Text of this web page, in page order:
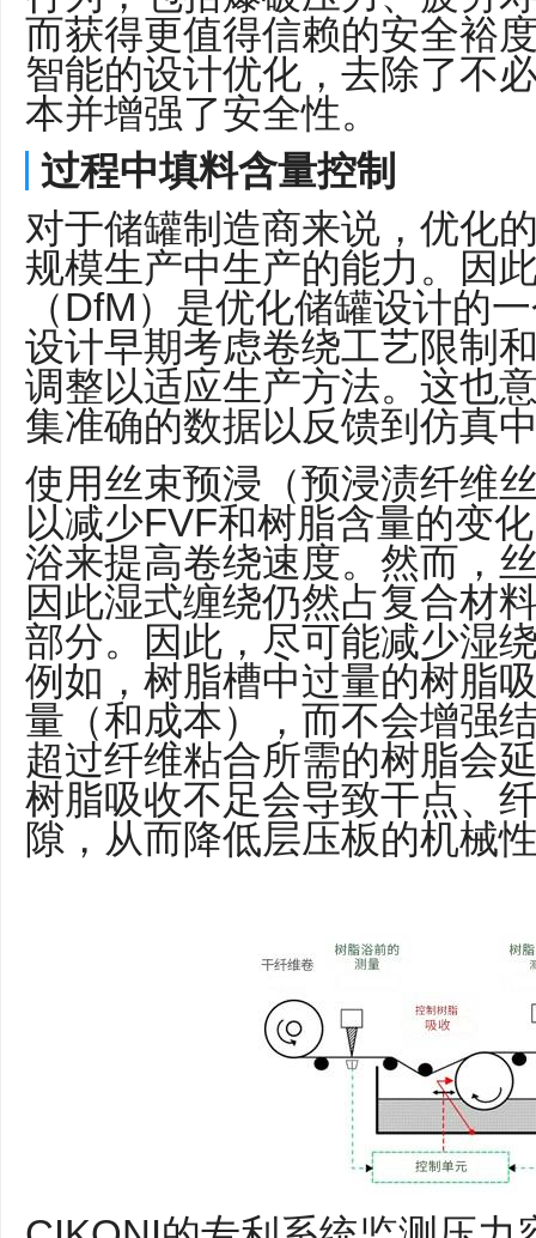
而获得更值得信赖的安全裕
智能的设计优化，去除了不
本并增强了安全性。
过程中填料含量控制
对于储罐制造商来说，优化
规模生产中生产的能力。因
（DfM）是优化储罐设计的
设计早期考虑卷绕工艺限制
调整以适应生产方法。这也
集准确的数据以反馈到仿真
使用丝束预浸（预浸渍纤维
以减少FVF和树脂含量的变
浴来提高卷绕速度。然而，
因此湿式缠绕仍然占复合材
部分。因此，尽可能减少湿
例如，树脂槽中过量的树脂
量（和成本），而不会增强
超过纤维粘合所需的树脂会
树脂吸收不足会导致干点、
隙，从而降低层压板的机械